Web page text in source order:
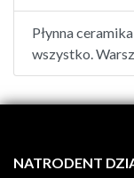
Płynna
wszystko.
NATRODENT